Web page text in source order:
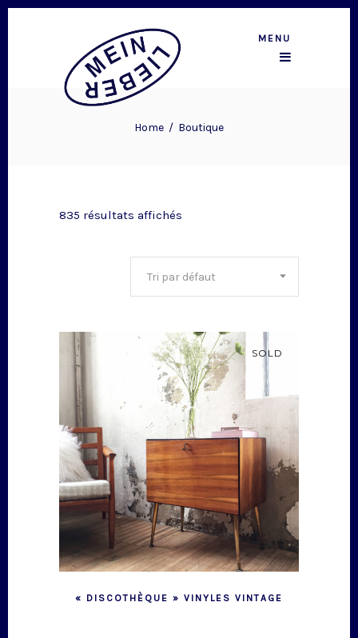
MENU
Home / Boutique
835 résultats affichés
Tri par défaut
SOLD
« DISCOTHÈQUE » VINYLES VINTAGE